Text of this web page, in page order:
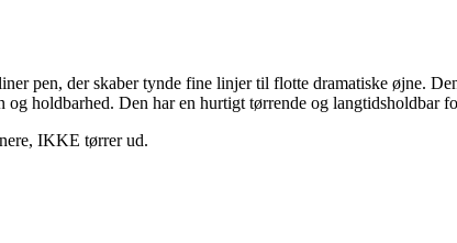
pen, der skaber tynde fine linjer til flotte dramatiske øjne.
holdbarhed. Den har en hurtigt tørrende og langtidsholdbar
IKKE tørrer ud.